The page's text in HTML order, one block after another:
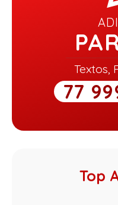
Textos,
77
Top